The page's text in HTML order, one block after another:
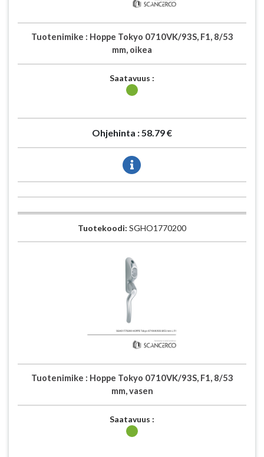
Tuotenimike : Hoppe Tokyo 0710VK/93S, F1, 8/53
mm, oikea
Saatavuus :
Ohjehinta :58.79 €
Tuotekoodi: SGHO1770200
Tuotenimike : Hoppe Tokyo 0710VK/93S, F1, 8/53
mm, vasen
Saatavuus :